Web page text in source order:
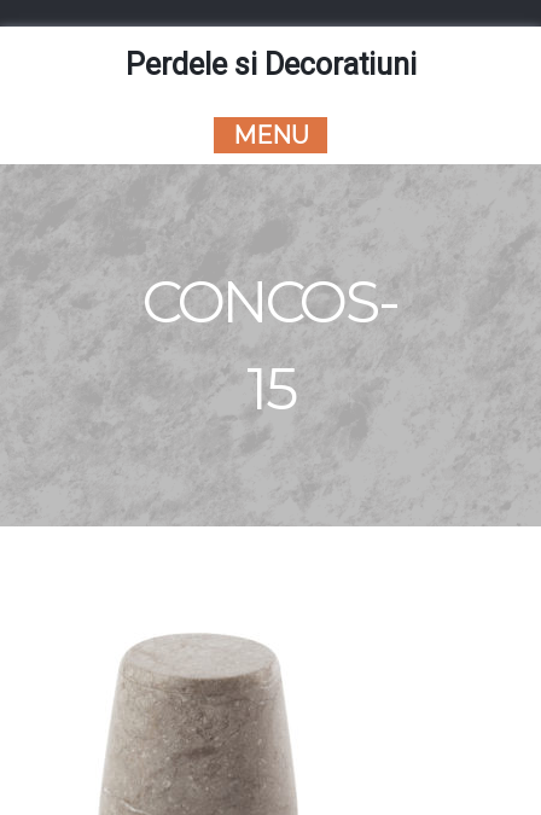
Perdele si Decoratiuni
MENU
CONCOS-
15